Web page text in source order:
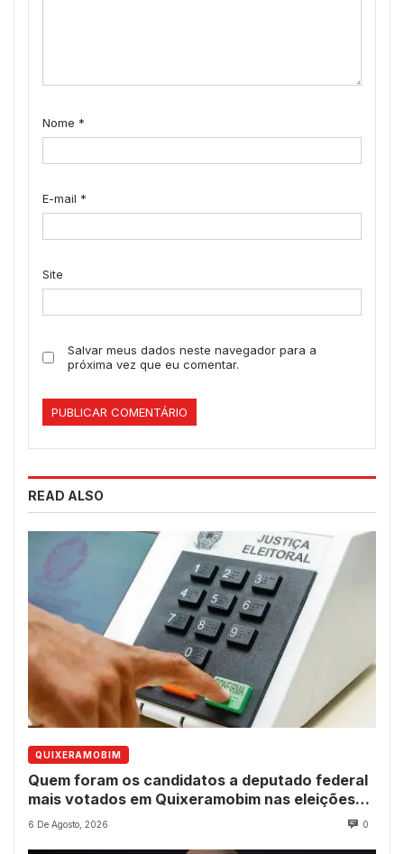
Nome *
E-mail *
Site
Salvar meus dados neste navegador para a
próxima vez que eu comentar.
READ ALSO
QUIXERAMOBIM
Quem foram os candidatos a deputado federal
mais votados em Quixeramobim nas eleições
de 2022?
6 De Agosto, 2026 0